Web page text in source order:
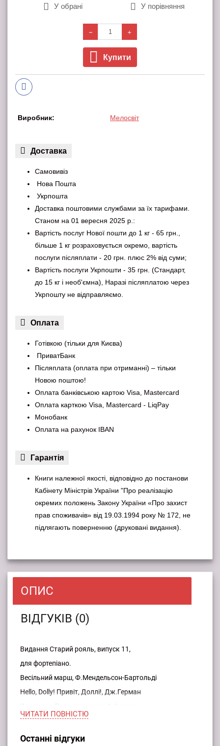
У обрані У порівняння
Купити
Виробник: Мелосвіт
Доставка
Самовивіз
Нова Пошта
Укрпошта
Доставка поштовими службами за їх тарифами.
Станом на 01 вересня 2025 р.:
Вартість послуг Нової пошти до 1 кг - 65 грн.,
більше 1 кг розраховується окремо, вартість
послуги післяплати - 20 грн. плюс 2% від суми;
Вартість послуги Укрпошти - 35 грн. (Стандарт,
до 15 кг і необ'ємна), Наразі післяплатою через
Укрпошту не відправляємо.
Оплата
Готівкою (тільки для Києва)
ПриватБанк
Післяплата (оплата при отриманні) – тільки
Новою поштою!
Оплата банківською картою Visa, Mastercard
Оплата карткою Visa, Mastercard - LiqPay
Монобанк
Оплата на рахунок IBAN
Гарантiя
Книги належної якості, відповідно до постанови
Кабінету Міністрів України "Про реалізацію
окремих положень Закону України «Про захист
прав споживачів» від 19.03.1994 року № 172, не
підлягають поверненню (друковані видання).
ОПИС
ВІДГУКІВ (0)
Видання Старий рояль, випуск 11,
для фортепіано.
Весільний марш, Ф.Мендельсон-Бартольді
Hello, Dolly! Привіт, Доллі!, Дж.Герман
Tylette, Киця Тилетта, К.Албанезі
Маленькі віслючки з червоними сідельцями, І.Едейр
ЧИТАТИ ПОВНIСТЮ
Останні відгуки